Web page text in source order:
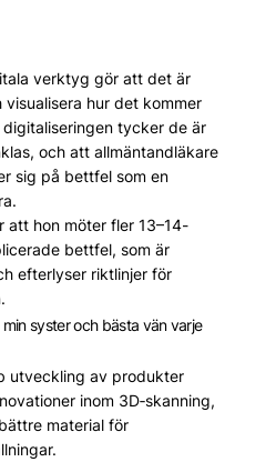
verktyg gör att det är
hur det kommer
tycker de är
och att allmäntandläkare
sig på bettfel som en
att hon möter fler 13–14-
bettfel, som är
efterlyser riktlinjer för
syster och bästa vän varje
utveckling av produkter
inom 3D‑skanning,
material för